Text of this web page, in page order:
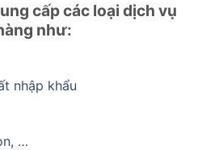
cấp các loại dịch vụ
như:
nhập khẩu
…